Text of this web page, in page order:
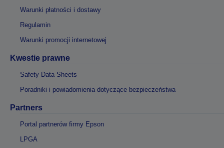
Warunki płatności i dostawy
Regulamin
Warunki promocji internetowej
Kwestie prawne
Safety Data Sheets
Poradniki i powiadomienia dotyczące bezpieczeństwa
Partners
Portal partnerów firmy Epson
LPGA